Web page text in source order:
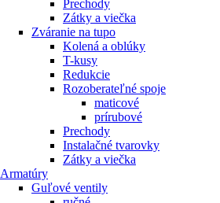
Prechody
Zátky a viečka
Zváranie na tupo
Kolená a oblúky
T-kusy
Redukcie
Rozoberateľné spoje
maticové
prírubové
Prechody
Instalačné tvarovky
Zátky a viečka
Armatúry
Guľové ventily